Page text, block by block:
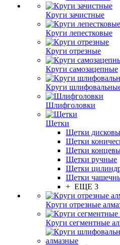
Круги зачистные
Круги лепестковые
Круги отрезные
Круги самозацепные
Круги
Шлифголовки
Щетки
Щетки
Щетки
Щетки
Щетки ручные
Щетки
Щетки
+ ЕЩЕ 3
Круги отрезные
Круги сегментные